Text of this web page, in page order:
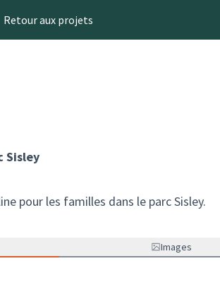
Retour aux projets
Sisley
pour les familles dans le parc Sisley.
Images